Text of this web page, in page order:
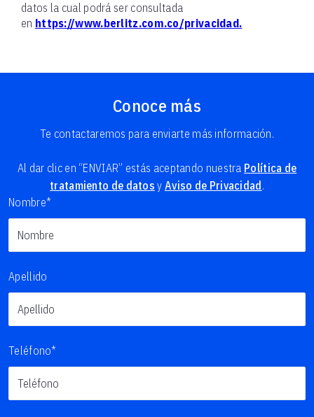
datos la cual podrá ser consultada
en https://www.berlitz.com.co/privacidad.
Conoce más
Te contactaremos para enviarte más información.
Al dar clic en “ENVIAR” estás aceptando nuestra Política de
tratamiento de datos y Aviso de Privacidad .
Nombre*
Apellido
Teléfono*